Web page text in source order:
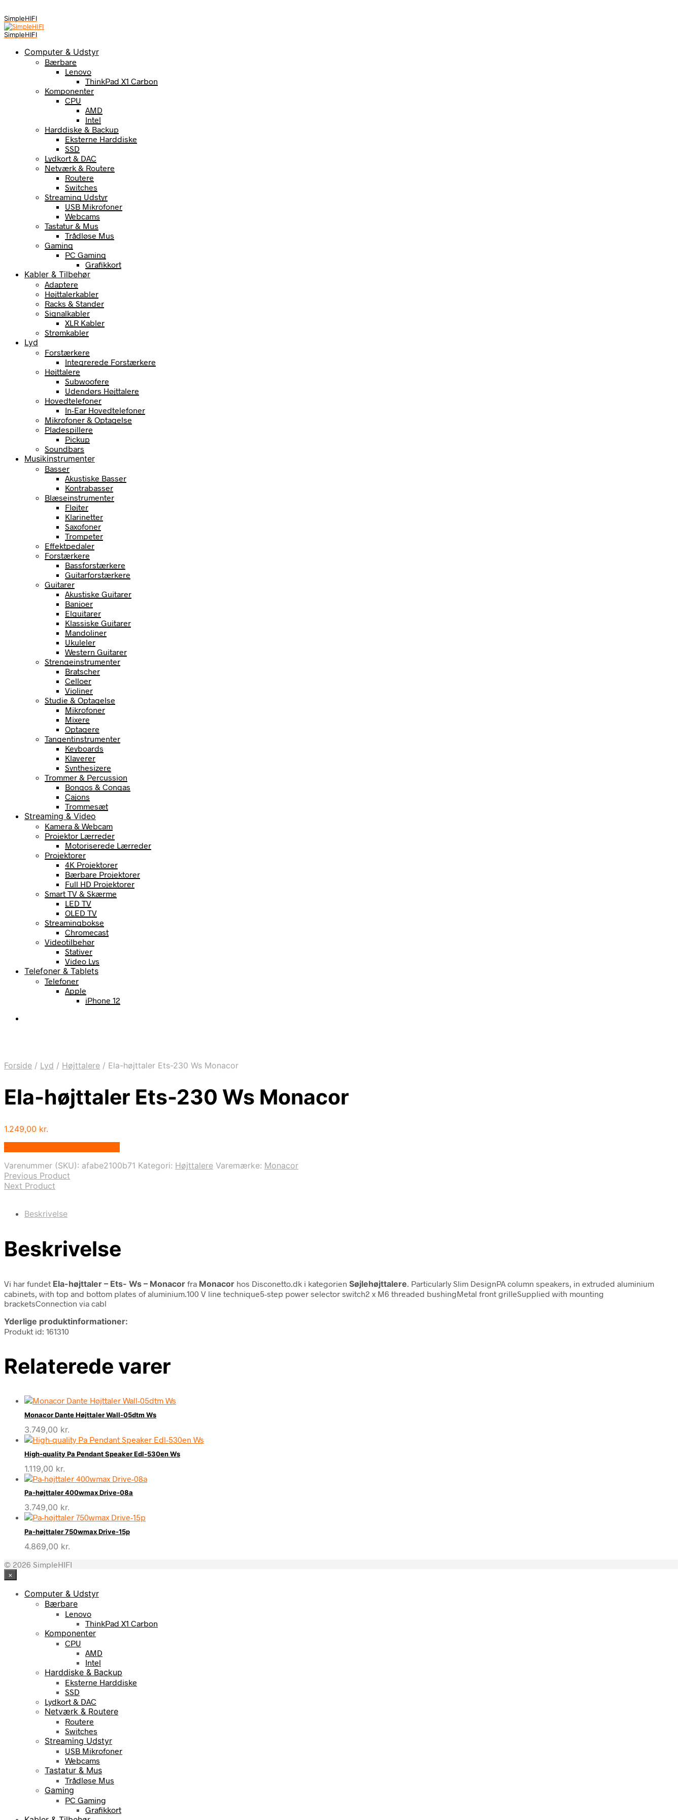
SimpleHIFI
SimpleHIFI
Computer & Udstyr
Bærbare
Lenovo
ThinkPad X1 Carbon
Komponenter
CPU
AMD
Intel
Harddiske & Backup
Eksterne Harddiske
SSD
Lydkort & DAC
Netværk & Routere
Routere
Switches
Streaming Udstyr
USB Mikrofoner
Webcams
Tastatur & Mus
Trådløse Mus
Gaming
PC Gaming
Grafikkort
Kabler & Tilbehør
Adaptere
Højttalerkabler
Racks & Stander
Signalkabler
XLR Kabler
Strømkabler
Lyd
Forstærkere
Integrerede Forstærkere
Højttalere
Subwoofere
Udendørs Højttalere
Hovedtelefoner
In-Ear Hovedtelefoner
Mikrofoner & Optagelse
Pladespillere
Pickup
Soundbars
Musikinstrumenter
Basser
Akustiske Basser
Kontrabasser
Blæseinstrumenter
Fløjter
Klarinetter
Saxofoner
Trompeter
Effektpedaler
Forstærkere
Bassforstærkere
Guitarforstærkere
Guitarer
Akustiske Guitarer
Banjoer
Elguitarer
Klassiske Guitarer
Mandoliner
Ukuleler
Western Guitarer
Strengeinstrumenter
Bratscher
Celloer
Violiner
Studie & Optagelse
Mikrofoner
Mixere
Optagere
Tangentinstrumenter
Keyboards
Klaverer
Synthesizere
Trommer & Percussion
Bongos & Congas
Cajons
Trommesæt
Streaming & Video
Kamera & Webcam
Projektor Lærreder
Motoriserede Lærreder
Projektorer
4K Projektorer
Bærbare Projektorer
Full HD Projektorer
Smart TV & Skærme
LED TV
OLED TV
Streamingbokse
Chromecast
Videotilbehør
Stativer
Video Lys
Telefoner & Tablets
Telefoner
Apple
iPhone 12
Forside / Lyd / Højttalere / Ela-højttaler Ets-230 Ws Monacor
Ela-højttaler Ets-230 Ws Monacor
1.249,00 kr.
Varenummer (SKU): afabe2100b71 Kategori: Højttalere Varemærke: Monacor
Previous Product
Next Product
Beskrivelse
Beskrivelse
Vi har fundet Ela-højttaler – Ets- Ws – Monacor fra Monacor hos Disconetto.dk i kategorien Søjlehøjttalere . Particularly Slim DesignPA column speakers, in extruded aluminium
cabinets, with top and bottom plates of aluminium.100 V line technique5-step power selector switch2 x M6 threaded bushingMetal front grilleSupplied with mounting
bracketsConnection via cabl
Yderlige produktinformationer:
Produkt id: 161310
Relaterede varer
Monacor Dante Højttaler Wall-05dtm Ws
3.749,00 kr.
High-quality Pa Pendant Speaker Edl-530en Ws
1.119,00 kr.
Pa-højttaler 400wmax Drive-08a
3.749,00 kr.
Pa-højttaler 750wmax Drive-15p
4.869,00 kr.
© 2026 SimpleHIFI
×
Computer & Udstyr
Bærbare
Lenovo
ThinkPad X1 Carbon
Komponenter
CPU
AMD
Intel
Harddiske & Backup
Eksterne Harddiske
SSD
Lydkort & DAC
Netværk & Routere
Routere
Switches
Streaming Udstyr
USB Mikrofoner
Webcams
Tastatur & Mus
Trådløse Mus
Gaming
PC Gaming
Grafikkort